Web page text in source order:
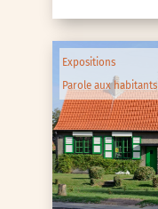
Expositions
Parole aux habitants